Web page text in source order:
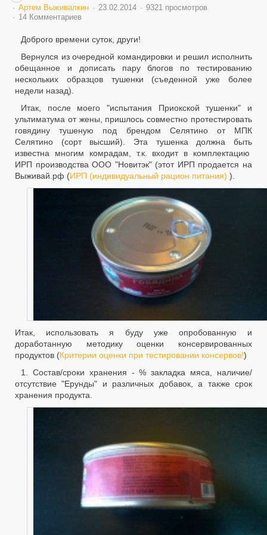
Артем Выживалкин
23.02.2014
9321 просмотров
14 Комментариев
Доброго времени суток, други!
Вернулся из очередной командировки и решил исполнить
обещанное и дописать пару блогов по тестированию
нескольких образцов тушенки (съеденной уже более
недели назад).
Итак, после моего "испытания Приокской тушенки" и
ультиматума от жены, пришлось совместно протестировать
говядину тушеную под брендом Селятино от МПК
Селятино (сорт высший). Эта тушенка должна быть
известна многим комрадам, т.к. входит в комплектацию
ИРП производства ООО "Новитэк" (этот ИРП продается на
Выживай.рф (ИРП (индивидуальный рацион питания) ).
Итак, использовать я буду уже опробованную и
доработанную методику оценки консервированных
продуктов (Критерии оценки при тестировании консервов!)
1. Состав/сроки хранения - % закладка мяса, наличие/
отсутствие "Ерунды" и различных добавок, а также срок
хранения продукта.